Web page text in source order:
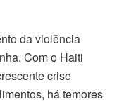
da violência
Com o Haiti
crise
há temores